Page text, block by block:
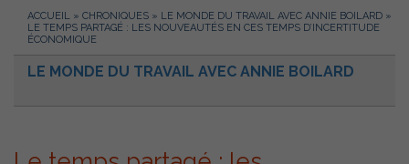
ACCUEIL » CHRONIQUES » LE MONDE DU TRAVAIL AVEC ANNIE BOILARD »
LE TEMPS PARTAGÉ : LES NOUVEAUTÉS EN CES TEMPS D’INCERTITUDE
ÉCONOMIQUE
LE MONDE DU TRAVAIL AVEC ANNIE BOILARD